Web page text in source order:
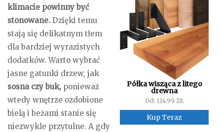
Półka wisząca z litego
drewna
Od: 114.99 ZŁ
Kup Teraz
klimacie powinny być
stonowane. Dzięki temu
stają się delikatnym tłem
dla bardziej wyrazistych
dodatków. Warto wybrać
jasne gatunki drzew, jak
sosna czy buk, ponieważ
wtedy wnętrze ozdobione
bielą i beżami stanie się
niezwykle przytulne. A gdy